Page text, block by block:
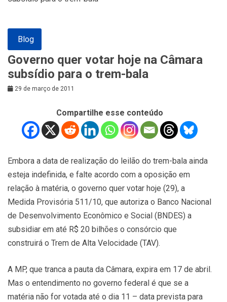
Blog
Governo quer votar hoje na Câmara
subsídio para o trem-bala
29 de março de 2011
Compartilhe esse conteúdo
Embora a data de realização do leilão do trem-bala ainda
esteja indefinida, e falte acordo com a oposição em
relação à matéria, o governo quer votar hoje (29), a
Medida Provisória 511/10, que autoriza o Banco Nacional
de Desenvolvimento Econômico e Social (BNDES) a
subsidiar em até R$ 20 bilhões o consórcio que
construirá o Trem de Alta Velocidade (TAV).
A MP, que tranca a pauta da Câmara, expira em 17 de abril.
Mas o entendimento no governo federal é que se a
matéria não for votada até o dia 11 – data prevista para